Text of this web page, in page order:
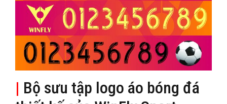
| Bộ sưu tập logo áo bóng đá